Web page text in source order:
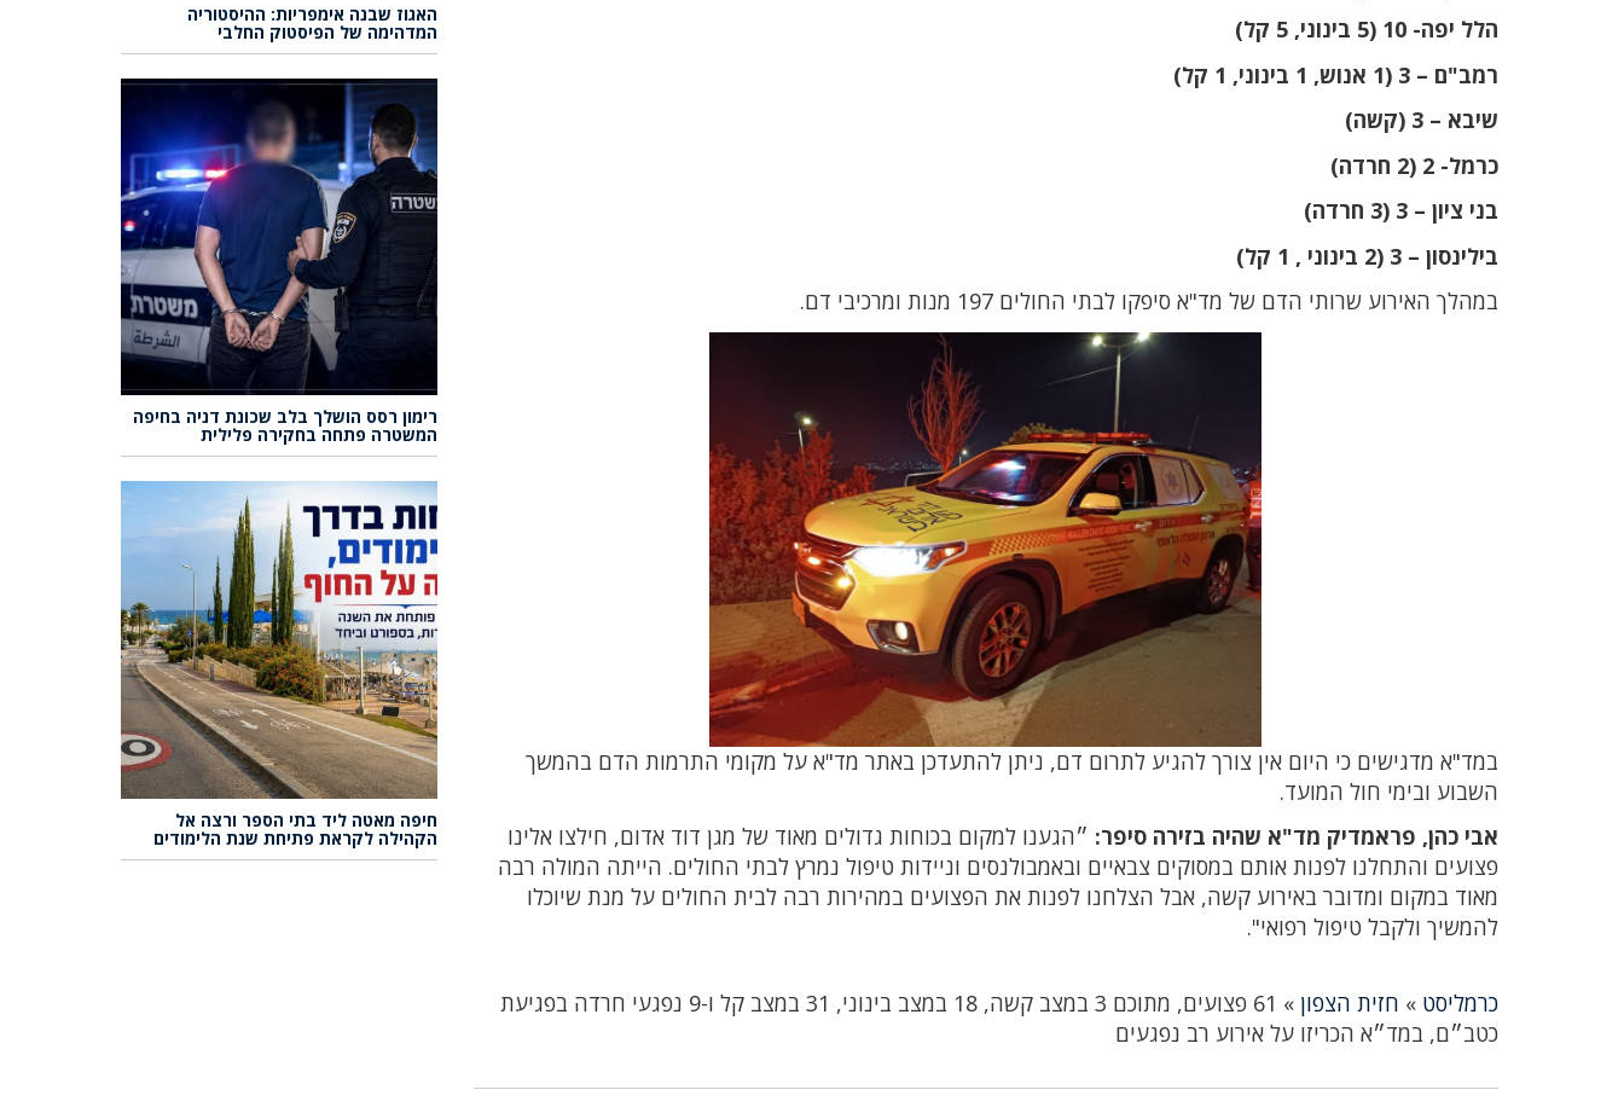
הלל יפה- 10 (5 בינוני, 5 קל)
רמב"ם – 3 (1 אנוש, 1 בינוני, 1 קל)
שיבא – 3 (קשה)
כרמל- 2 (2 חרדה)
בני ציון – 3 (3 חרדה)
בילינסון – 3 (2 בינוני , 1 קל)
במהלך האירוע שרותי הדם של מד"א סיפקו לבתי החולים 197 מנות ומרכיבי דם.
במד"א מדגישים כי היום אין צורך להגיע לתרום דם, ניתן להתעדכן באתר מד"א על מקומי התרמות הדם בהמשך
השבוע ובימי חול המועד.
אבי כהן, פראמדיק מד"א שהיה בזירה סיפר: ״הגענו למקום בכוחות גדולים מאוד של מגן דוד אדום, חילצו אלינו
פצועים והתחלנו לפנות אותם במסוקים צבאיים ובאמבולנסים וניידות טיפול נמרץ לבתי החולים. הייתה המולה רבה
מאוד במקום ומדובר באירוע קשה, אבל הצלחנו לפנות את הפצועים במהירות רבה לבית החולים על מנת שיוכלו
להמשיך ולקבל טיפול רפואי".
כרמליסט » חזית הצפון »
61 פצועים, מתוכם 3 במצב קשה, 18 במצב בינוני, 31 במצב קל ו-9 נפגעי חרדה בפגיעת
כטב״ם, במד״א הכריזו על אירוע רב נפגעים
האגוז שבנה אימפריות: ההיסטוריה
המדהימה של הפיסטוק החלבי
רימון רסס הושלך בלב שכונת דניה בחיפה
המשטרה פתחה בחקירה פלילית
חיפה מאטה ליד בתי הספר ורצה אל
הקהילה לקראת פתיחת שנת הלימודים